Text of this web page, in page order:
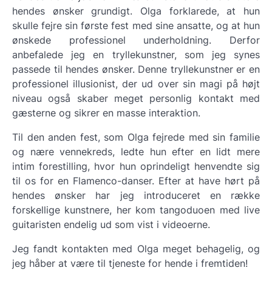
hendes ønsker grundigt. Olga forklarede, at hun
skulle fejre sin første fest med sine ansatte, og at hun
ønskede professionel underholdning. Derfor
anbefalede jeg en tryllekunstner, som jeg synes
passede til hendes ønsker. Denne tryllekunstner er en
professionel illusionist, der ud over sin magi på højt
niveau også skaber meget personlig kontakt med
gæsterne og sikrer en masse interaktion.
Til den anden fest, som Olga fejrede med sin familie
og nære vennekreds, ledte hun efter en lidt mere
intim forestilling, hvor hun oprindeligt henvendte sig
til os for en Flamenco-danser. Efter at have hørt på
hendes ønsker har jeg introduceret en række
forskellige kunstnere, her kom tangoduoen med live
guitaristen endelig ud som vist i videoerne.
Jeg fandt kontakten med Olga meget behagelig, og
jeg håber at være til tjeneste for hende i fremtiden!